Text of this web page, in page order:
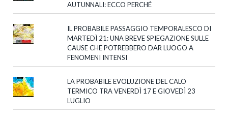
AUTUNNALI: ECCO PERCHÉ
IL PROBABILE PASSAGGIO TEMPORALESCO DI
MARTEDÌ 21: UNA BREVE SPIEGAZIONE SULLE
CAUSE CHE POTREBBERO DAR LUOGO A
FENOMENI INTENSI
LA PROBABILE EVOLUZIONE DEL CALO
TERMICO TRA VENERDÌ 17 E GIOVEDÌ 23
LUGLIO